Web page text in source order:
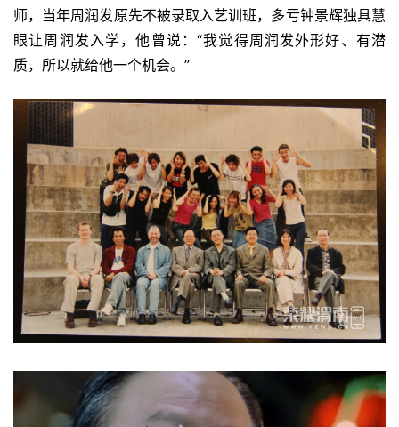
师，当年周润发原先不被录取入艺训班，多亏钟景辉独具慧
眼让周润发入学，他曾说：“我觉得周润发外形好、有潜
质，所以就给他一个机会。”